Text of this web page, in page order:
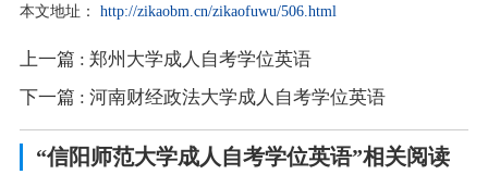
本文地址：
http://zikaobm.cn/zikaofuwu/506.html
上一篇 : 郑州大学成人自考学位英语
下一篇 : 河南财经政法大学成人自考学位英语
“信阳师范大学成人自考学位英语”相关阅读